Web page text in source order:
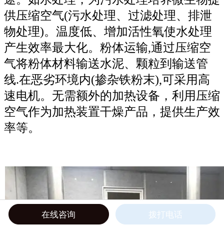
供压缩空气(污水处理、过滤处理、排泄
物处理)。温度低、增加活性氧使水处理
产生效率最大化。粉体运输,通过压缩空
气将粉体材料输送水泥、颗粒到输送管
线.在恶劣环境内(掺杂铁粉末),可采用高
速电机。无需额外的加热设备，利用压缩
空气作为加热装置干燥产品，提供生产效
率等。
在线咨询 拨打电话